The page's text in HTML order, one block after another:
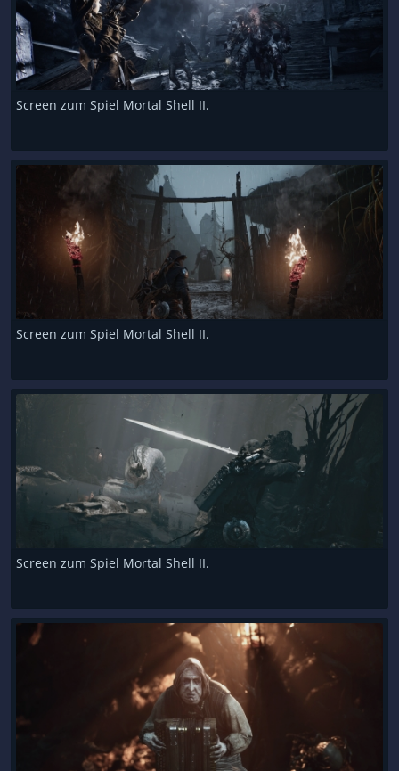
Screen zum Spiel Mortal Shell II.
Screen zum Spiel Mortal Shell II.
Screen zum Spiel Mortal Shell II.